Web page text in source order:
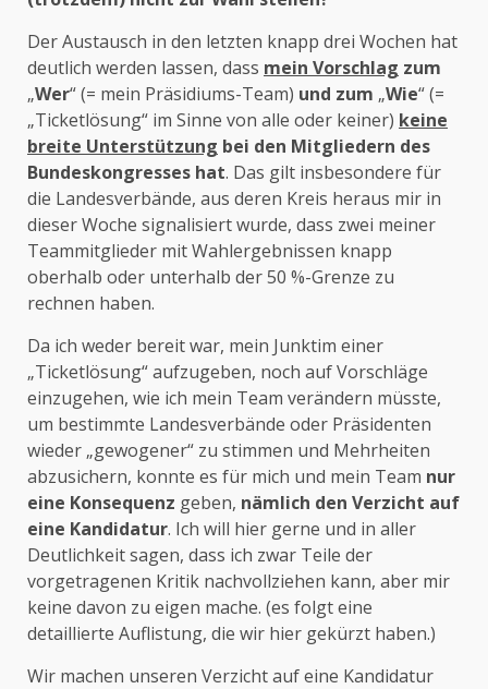
Der Austausch in den letzten knapp drei Wochen hat
deutlich werden lassen, dass mein Vorschlag zum
„Wer“ (= mein Präsidiums-Team) und zum „Wie“ (=
„Ticketlösung“ im Sinne von alle oder keiner) keine
breite Unterstützung bei den Mitgliedern des
Bundeskongresses hat. Das gilt insbesondere für
die Landesverbände, aus deren Kreis heraus mir in
dieser Woche signalisiert wurde, dass zwei meiner
Teammitglieder mit Wahlergebnissen knapp
oberhalb oder unterhalb der 50 %-Grenze zu
rechnen haben.
Da ich weder bereit war, mein Junktim einer
„Ticketlösung“ aufzugeben, noch auf Vorschläge
einzugehen, wie ich mein Team verändern müsste,
um bestimmte Landesverbände oder Präsidenten
wieder „gewogener“ zu stimmen und Mehrheiten
abzusichern, konnte es für mich und mein Team nur
eine Konsequenz geben, nämlich den Verzicht auf
eine Kandidatur. Ich will hier gerne und in aller
Deutlichkeit sagen, dass ich zwar Teile der
vorgetragenen Kritik nachvollziehen kann, aber mir
keine davon zu eigen mache. (es folgt eine
detaillierte Auflistung, die wir hier gekürzt haben.)
Wir machen unseren Verzicht auf eine Kandidatur